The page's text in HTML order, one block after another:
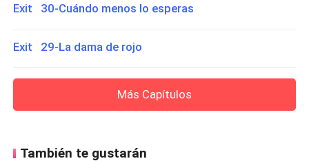
Exit 30-Cuándo menos lo esperas
Exit 29-La dama de rojo
Más Capítulos
También te gustarán